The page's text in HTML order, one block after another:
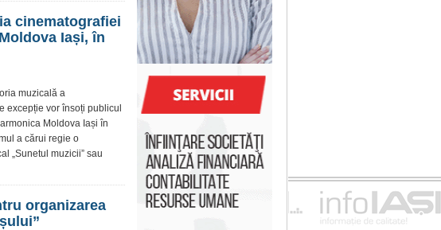
cinematografiei
Iași, în
muzicală a
excepție vor însoți publicul
Moldova Iași în
a cărui regie o
„Sunetul muzicii” sau
organizarea